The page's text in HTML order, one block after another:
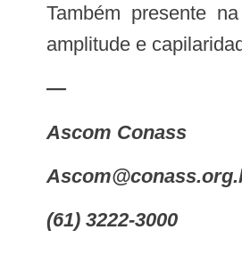
Também presente na cerimônia, o ministro da Saúde, Eduardo Pazuello, afirmou que a iniciativa lançada hoje garantirá
amplitude e
—
Ascom Conass
(61) 3222-3000